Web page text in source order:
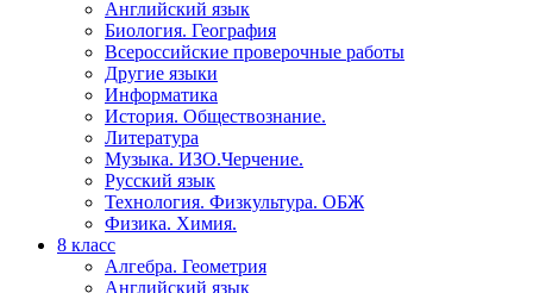
Английский язык
Биология. География
Всероссийские проверочные работы
Другие языки
Информатика
История. Обществознание.
Литература
Музыка. ИЗО.Черчение.
Русский язык
Технология. Физкультура. ОБЖ
Физика. Химия.
8 класс
Алгебра. Геометрия
Английский язык